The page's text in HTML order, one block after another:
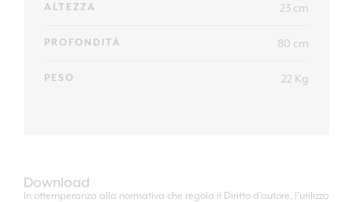
ALTEZZA 23 cm
PROFONDITÀ 80 cm
PESO 22 Kg
Download
In ottemperanza alla normativa che regola il Diritto d'autore, l'utilizzo